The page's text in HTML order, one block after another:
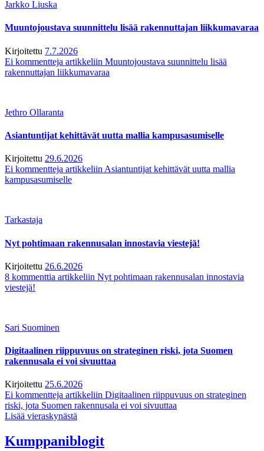
Jarkko Liuska
Muuntojoustava suunnittelu lisää rakennuttajan liikkumavaraa
Kirjoitettu 7.7.2026
Ei kommentteja artikkeliin Muuntojoustava suunnittelu lisää
rakennuttajan liikkumavaraa
Jethro Ollaranta
Asiantuntijat kehittävät uutta mallia kampusasumiselle
Kirjoitettu 29.6.2026
Ei kommentteja artikkeliin Asiantuntijat kehittävät uutta mallia
kampusasumiselle
Tarkastaja
Nyt pohtimaan rakennusalan innostavia viestejä!
Kirjoitettu 26.6.2026
8 kommenttia artikkeliin Nyt pohtimaan rakennusalan innostavia
viestejä!
Sari Suominen
Digitaalinen riippuvuus on strateginen riski, jota Suomen
rakennusala ei voi sivuuttaa
Kirjoitettu 25.6.2026
Ei kommentteja artikkeliin Digitaalinen riippuvuus on strateginen
riski, jota Suomen rakennusala ei voi sivuuttaa
Lisää vieraskynästä
Kumppaniblogit